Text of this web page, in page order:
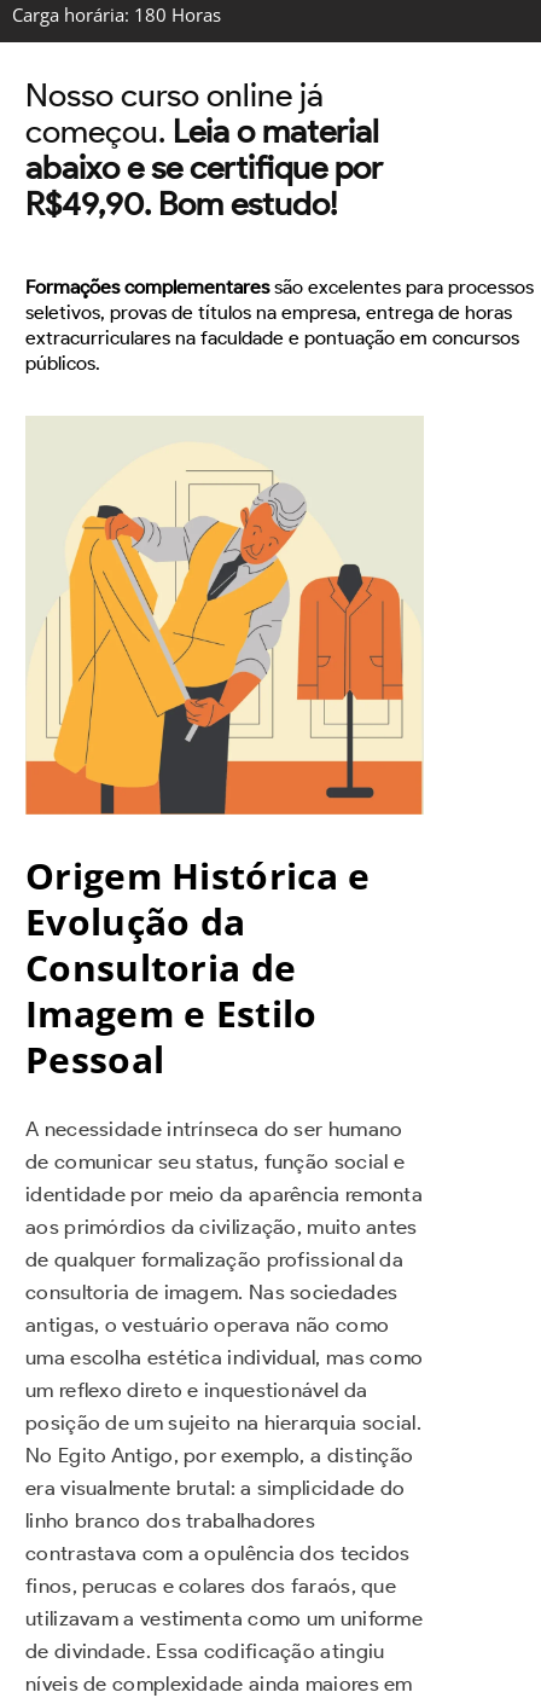
Carga horária: 180 Horas
Nosso curso online já
começou. Leia o material
abaixo e se certifique por
R$49,90. Bom estudo!
Formações complementaressão excelentes para processos
seletivos, provas de títulos na empresa, entrega de horas
extracurriculares na faculdade e pontuação em concursos
públicos.
Origem Histórica e
Evolução da
Consultoria de
Imagem e Estilo
Pessoal
A necessidade intrínseca do ser humano
de comunicar seu status, função social e
identidade por meio da aparência remonta
aos primórdios da civilização, muito antes
de qualquer formalização profissional da
consultoria de imagem. Nas sociedades
antigas, o vestuário operava não como
uma escolha estética individual, mas como
um reflexo direto e inquestionável da
posição de um sujeito na hierarquia social.
No Egito Antigo, por exemplo, a distinção
era visualmente brutal: a simplicidade do
linho branco dos trabalhadores
contrastava com a opulência dos tecidos
finos, perucas e colares dos faraós, que
utilizavam a vestimenta como um uniforme
de divindade. Essa codificação atingiu
níveis de complexidade ainda maiores em